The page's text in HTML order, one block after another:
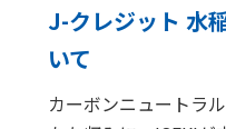
J-クレジット 水
いて
カーボンニュートラ